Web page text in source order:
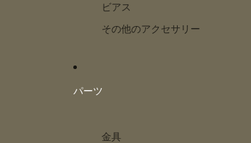
ビアス
その他のアクセサリー
パーツ
金具